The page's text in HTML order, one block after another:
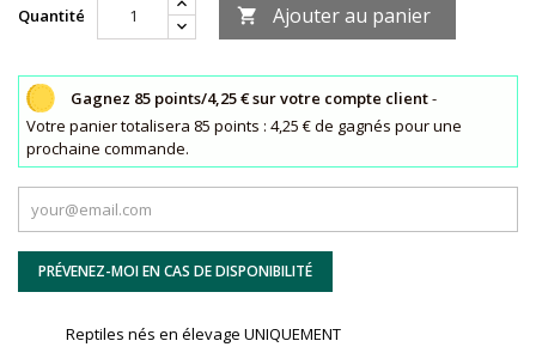
Quantité  Ajouter au panier
Gagnez 85 points/4,25 € sur votre compte client-
Votre panier totalisera 85 points : 4,25 € de gagnés pour une
prochaine commande.
PRÉVENEZ-MOI EN CAS DE DISPONIBILITÉ
Reptiles nés en élevage UNIQUEMENT